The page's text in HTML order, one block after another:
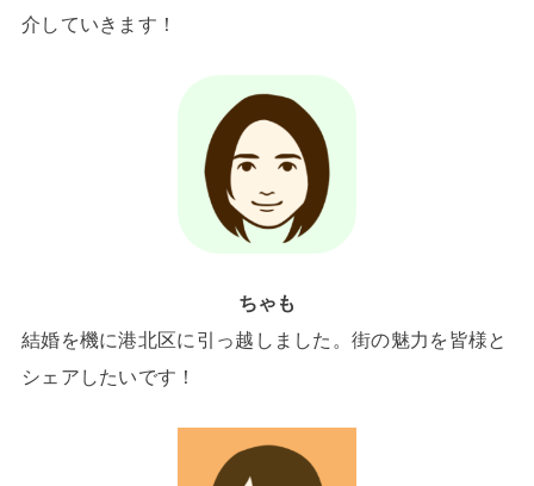
介していきます！
ちゃも
結婚を機に港北区に引っ越しました。街の魅力を皆様と
シェアしたいです！